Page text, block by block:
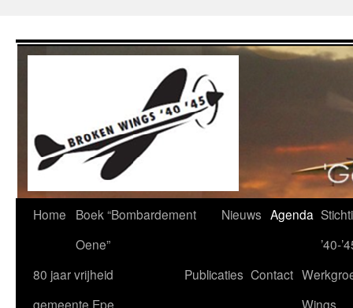
naar
Home
Boek “Bombardement
Oene”
Nieuws Agenda
’40-
80 jaar vrijheid
gemeente Epe
Publicaties Contact
Wings